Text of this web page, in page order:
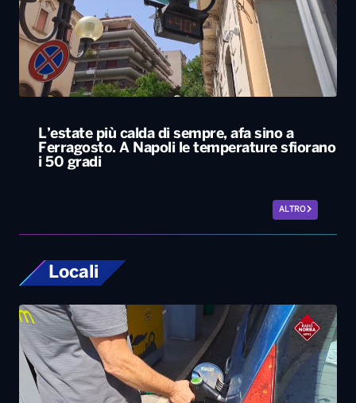
L’estate più calda di sempre, afa sino a
Ferragosto. A Napoli le temperature sfiorano
i 50 gradi
ALTRO
Locali